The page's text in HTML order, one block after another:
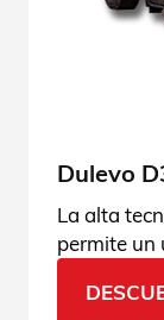
Dulevo
La alta
permite un